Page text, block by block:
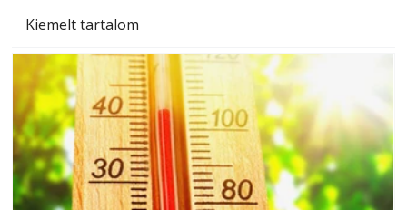
Kiemelt tartalom